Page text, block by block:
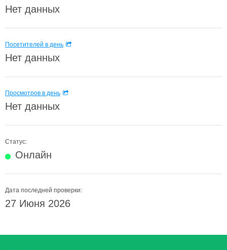
Нет данных
Посетителей в день
Нет данных
Просмотров в день
Нет данных
Статус:
Онлайн
Дата последней проверки:
27 Июня 2026